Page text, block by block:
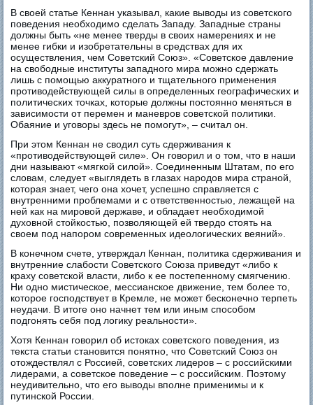
В своей статье Кеннан указывал, какие выводы из советского
поведения необходимо сделать Западу. Западные страны
должны быть «не менее тверды в своих намерениях и не
менее гибки и изобретательны в средствах для их
осуществления, чем Советский Союз». «Советское давление
на свободные институты западного мира можно сдержать
лишь с помощью аккуратного и тщательного применения
противодействующей силы в определенных географических и
политических точках, которые должны постоянно меняться в
зависимости от перемен и маневров советской политики.
Обаяние и уговоры здесь не помогут», – считал он.
При этом Кеннан не сводил суть сдерживания к
«противодействующей силе». Он говорил и о том, что в наши
дни называют «мягкой силой». Соединенным Штатам, по его
словам, следует «выглядеть в глазах народов мира страной,
которая знает, чего она хочет, успешно справляется с
внутренними проблемами и с ответственностью, лежащей на
ней как на мировой державе, и обладает необходимой
духовной стойкостью, позволяющей ей твердо стоять на
своем под напором современных идеологических веяний».
В конечном счете, утверждал Кеннан, политика сдерживания и
внутренние слабости Советского Союза приведут «либо к
краху советской власти, либо к ее постепенному смягчению.
Ни одно мистическое, мессианское движение, тем более то,
которое господствует в Кремле, не может бесконечно терпеть
неудачи. В итоге оно начнет тем или иным способом
подгонять себя под логику реальности».
Хотя Кеннан говорил об истоках советского поведения, из
текста статьи становится понятно, что Советский Союз он
отождествлял с Россией, советских лидеров – с российскими
лидерами, а советское поведение – с российским. Поэтому
неудивительно, что его выводы вполне применимы и к
путинской России.